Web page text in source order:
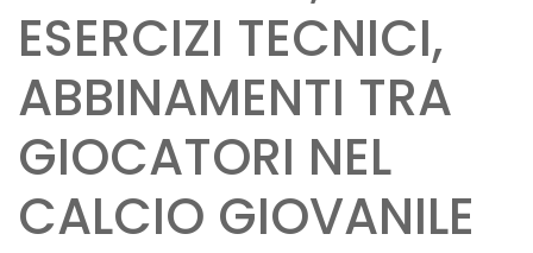
ESERCIZI TECNICI,
ABBINAMENTI TRA
GIOCATORI NEL
CALCIO GIOVANILE